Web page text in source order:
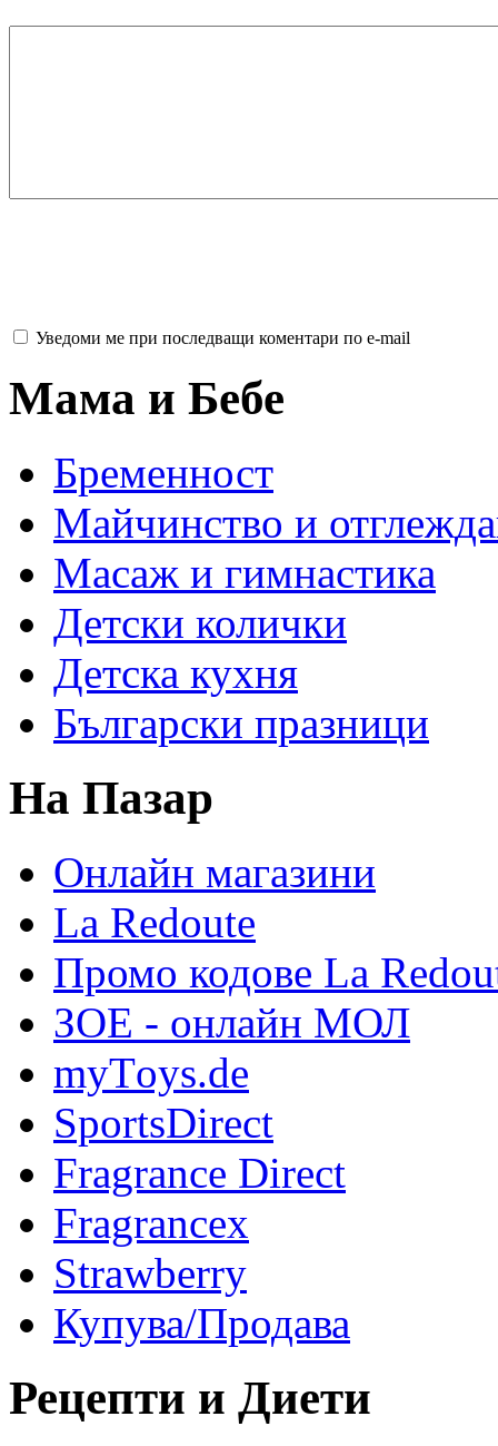
Уведоми ме при последващи коментари по e-mail
Мама и Бебе
Бременност
Майчинство и
Масаж и гимнастика
Детски колички
Детска кухня
Български празници
На Пазар
Онлайн магазини
La Redoute
Промо кодове La
ЗОЕ - онлайн МОЛ
myТoys.de
SportsDirect
Fragrance Direct
Fragrancex
Strawberry
Купува/Продава
Рецепти и Диети